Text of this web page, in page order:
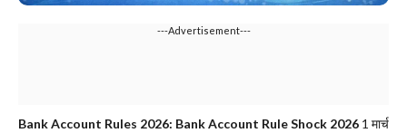
---Advertisement---
​Bank Account Rules 2026: Bank Account Rule Shock 2026 1 मार्च